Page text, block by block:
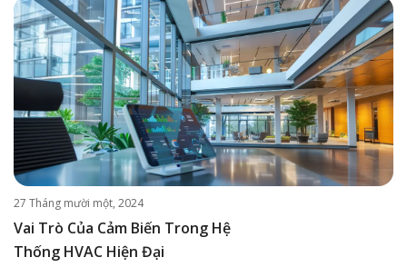
27 Tháng mười một, 2024
Vai Trò Của Cảm Biến Trong Hệ
Thống HVAC Hiện Đại